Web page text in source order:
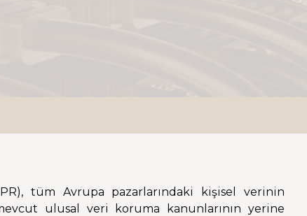
tüm Avrupa pazarlarındaki kişisel verinin
ulusal veri koruma kanunlarının yerine